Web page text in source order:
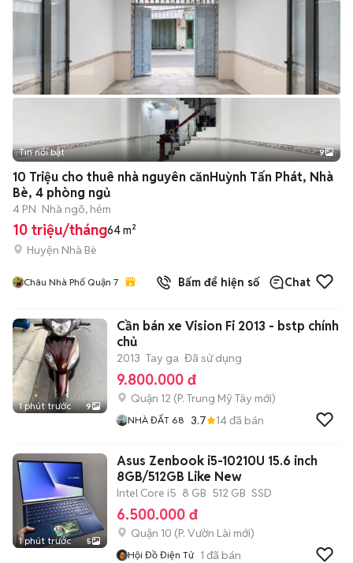
+2
Tin nổi bật 9
10 Triệu cho thuê nhà nguyên cănHuỳnh Tấn Phát, Nhà
Bè, 4 phòng ngủ
4 PN Nhà ngõ, hẻm
10 triệu/tháng64 m²
Huyện Nhà Bè
Châu Nhà Phố Quận 7 Bấm để hiện số Chat
1 phút trước 9
Cần bán xe Vision Fi 2013 - bstp chính
chủ
2013 Tay ga Đã sử dụng
9.800.000 đ
Quận 12 (P. Trung Mỹ Tây mới)
NHÀ ĐẤT 68 3.7 14đã bán
1 phút trước 5
Asus Zenbook i5-10210U 15.6 inch
8GB/512GB Like New
Intel Core i5 8 GB 512 GB SSD
6.500.000 đ
Quận 10 (P. Vườn Lài mới)
Hội Đồ Điện Tử 1 đã bán